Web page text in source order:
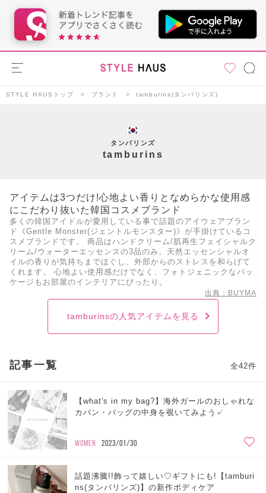
STYLE HAUSトップ ブランド tamburins(タンバリンズ)
タンバリンズ
tamburins
アイテムは3つだけ!心地よい香りとなめらかな使用感
にこだわり抜いた韓国コスメブランド
多くの韓国アイドルが愛用している事で話題のアイウェアブラン
ド《Gentle Monster(ジェントルモンスター)》が手掛けているコ
スメブランドです。 商品はハンドクリーム/肌再生フェイシャルク
リーム/ウォーターエッセンスの3品のみ。天然エッセンシャルオ
イルの香りが気持ちまでほぐし、外部からのストレスを和らげて
くれます。 心地よい使用感だけでなく、フォトジェニックなパッ
ケージもお部屋のインテリアにぴったり。
出典：BUYMA
tamburinsの人気アイテムを見る
記事一覧 全42件
【what's in my bag?】海外ガールのおしゃれな
カバン・バッグの中身を覗いてみよう✓
WOMEN 2023/01/30
話題沸騰!!飾って嬉しい♡ギフトにも!【tamburi
ns(タンバリンズ)】の新作ボディケア